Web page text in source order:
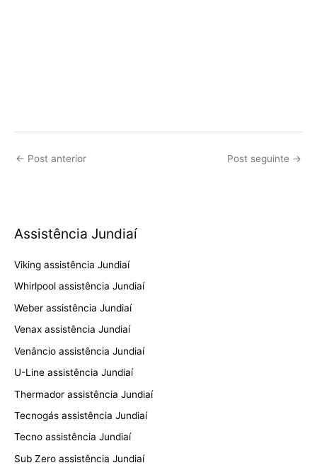
← Post anterior Post seguinte →
Assistência Jundiaí
Viking assistência Jundiaí
Whirlpool assistência Jundiaí
Weber assistência Jundiaí
Venax assistência Jundiaí
Venâncio assistência Jundiaí
U-Line assistência Jundiaí
Thermador assistência Jundiaí
Tecnogás assistência Jundiaí
Tecno assistência Jundiaí
Sub Zero assistência Jundiaí